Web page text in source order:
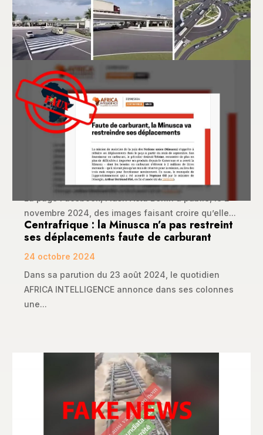
Bénin : faux, ces images ne montrent pas
la maquette du futur échangeur de
Vêdoko
10 novembre 2024
novembre 2024, des images faisant croire qu’elle...
Centrafrique : la Minusca n’a pas restreint
ses déplacements faute de carburant
24 octobre 2024
Dans sa parution du 23 août 2024, le quotidien
AFRICA INTELLIGENCE annonce dans ses colonnes
une...